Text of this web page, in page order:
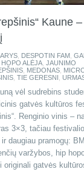
Kaune
DESPOTIN FAM
HOPO ALĖJA JAUNIMO
MEDONAS
TIE GERESNI
vėl sudrebins
gatvės kultūros
Renginio vinis –
3×3, tačiau festivalio
daugiau pramogų:
varžybos, hip
originali gatvės